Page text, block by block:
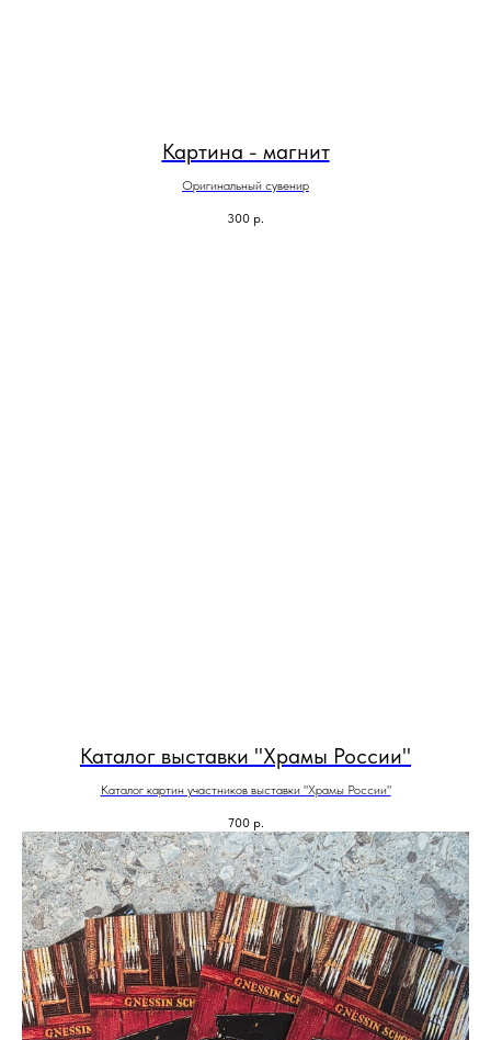
Картина - магнит
Оригинальный сувенир
300 р.
Каталог выставки "Храмы России"
Каталог картин участников выставки "Храмы России"
700 р.